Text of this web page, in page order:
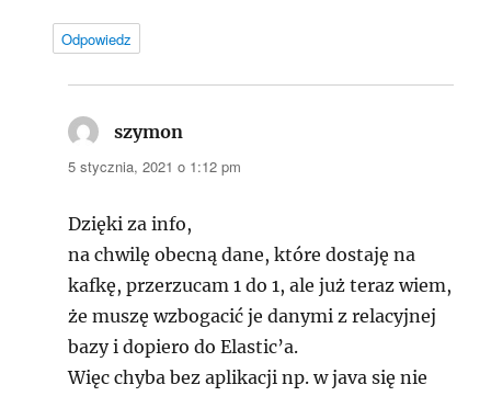
Odpowiedz
szymon
5 stycznia, 2021 o 1:12 pm
Dzięki za info,
na chwilę obecną dane, które dostaję na
kafkę, przerzucam 1 do 1, ale już teraz wiem,
że muszę wzbogacić je danymi z relacyjnej
bazy i dopiero do Elastic’a.
Więc chyba bez aplikacji np. w java się nie